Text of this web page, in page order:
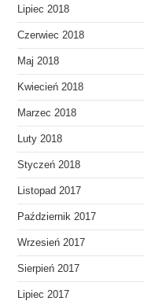
Lipiec 2018
Czerwiec 2018
Maj 2018
Kwiecień 2018
Marzec 2018
Luty 2018
Styczeń 2018
Listopad 2017
Październik 2017
Wrzesień 2017
Sierpień 2017
Lipiec 2017